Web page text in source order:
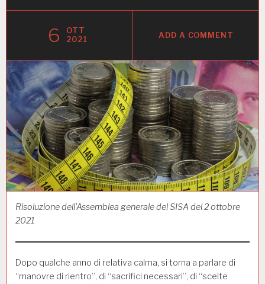
6
OTT
2021
ADD A COMMENT
Risoluzione dell’Assemblea generale del SISA del 2 ottobre
2021
Dopo qualche anno di relativa calma, si torna a parlare di
“manovre di rientro”, di “sacrifici necessari”, di “scelte